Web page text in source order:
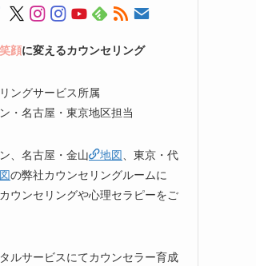
笑顔に変えるカウンセリング
ングサービス所属
・名古屋・東京地区担当
、名古屋・金山 地図、東京・代
の弊社カウンセリングルームに
ウンセリングや心理セラピーをご
ルサービスにてカウンセラー育成